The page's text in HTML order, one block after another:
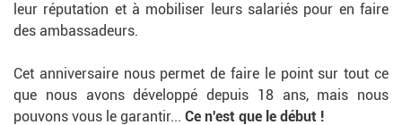
leur réputation et à mobiliser leurs salariés pour en faire
des ambassadeurs.
Cet anniversaire nous permet de faire le point sur tout ce
que nous avons développé depuis 18 ans, mais nous
pouvons vous le garantir... Ce n'est que le début !